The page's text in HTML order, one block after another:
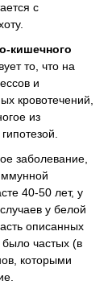
с
кишечного
то, что на
и
кровотечений,
из
заболевание,
40-50 лет, у
у белой
описанных
частых (в
которыми